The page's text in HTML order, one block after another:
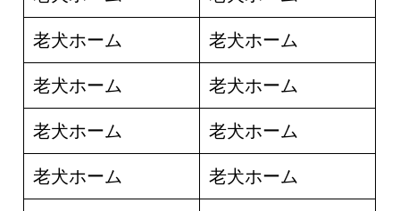
老犬ホーム 老犬ホーム
老犬ホーム 老犬ホーム
老犬ホーム 老犬ホーム
老犬ホーム 老犬ホーム